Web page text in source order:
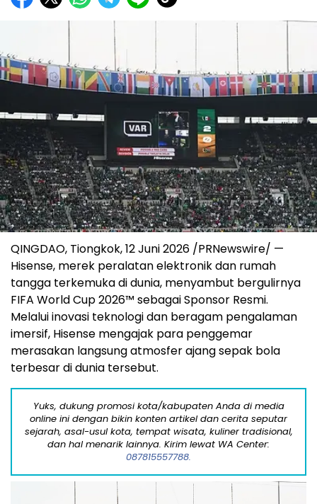
QINGDAO, Tiongkok, 12 Juni 2026 /PRNewswire/ —
Hisense, merek peralatan elektronik dan rumah
tangga terkemuka di dunia, menyambut bergulirnya
FIFA World Cup 2026™ sebagai Sponsor Resmi.
Melalui inovasi teknologi dan beragam pengalaman
imersif, Hisense mengajak para penggemar
merasakan langsung atmosfer ajang sepak bola
terbesar di dunia tersebut.
Yuks, dukung promosi kota/kabupaten Anda di media
online ini dengan bikin konten artikel dan cerita seputar
sejarah, asal-usul kota, tempat wisata, kuliner tradisional,
dan hal menarik lainnya. Kirim lewat WA Center:
087815557788.